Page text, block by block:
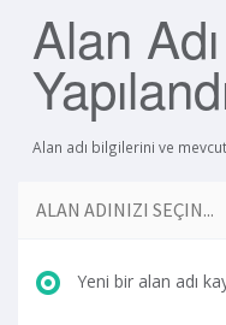
Alan Adı
Alan adı bilgilerini ve
ALAN ADINIZI SEÇIN...
Yeni bir alan adı